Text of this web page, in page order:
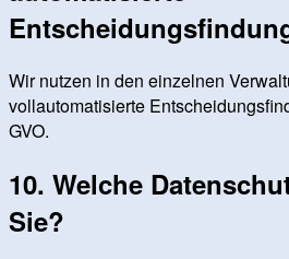
Wir nutzen in den einzelnen
vollautomatisierte
GVO.
10. Welche
Sie?